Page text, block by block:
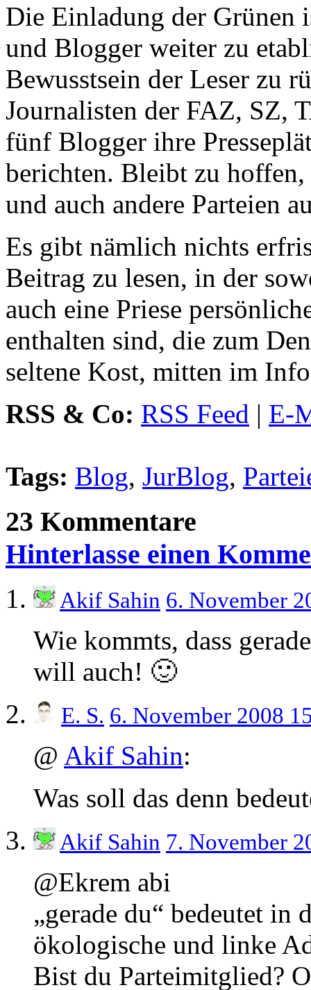
Die Einladung der Grünen
und Blogger weiter zu
Bewusstsein der Leser zu
Journalisten der FAZ, SZ,
fünf Blogger ihre
berichten. Bleibt zu hoffen,
und auch andere Parteien
Es gibt nämlich nichts
Beitrag zu lesen, in der
auch eine Priese
enthalten sind, die zum
seltene Kost, mitten im
RSS & Co: RSS Feed | E-
Tags: Blog, JurBlog,
23 Kommentare
Hinterlasse einen
Akif Sahin 6. November
Wie kommts, dass
will auch! 🙂
E. S. 6. November 2008
@ Akif Sahin:
Was soll das denn
Akif Sahin 7. November
@Ekrem abi
„gerade du“ bedeutet in
ökologische und linke
Bist du Parteimitglied?